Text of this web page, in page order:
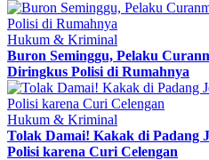
Hukum & Kriminal
Buron Seminggu, Pelaku
Diringkus Polisi di Rumahnya
Hukum & Kriminal
Tolak Damai! Kakak di Padang
Polisi karena Curi Celengan